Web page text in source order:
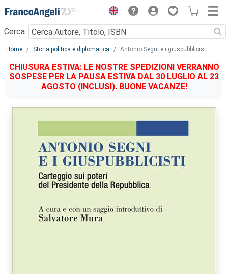
Menu
Cerca:
Main content
Home Storia politica e diplomatica Antonio Segni e i giuspubblicisti
CHIUSURA ESTIVA: LE NOSTRE SPEDIZIONI VERRANNO
SOSPESE PER LA PAUSA ESTIVA DAL 30 LUGLIO AL 23
AGOSTO (INCLUSI). BUONE VACANZE!